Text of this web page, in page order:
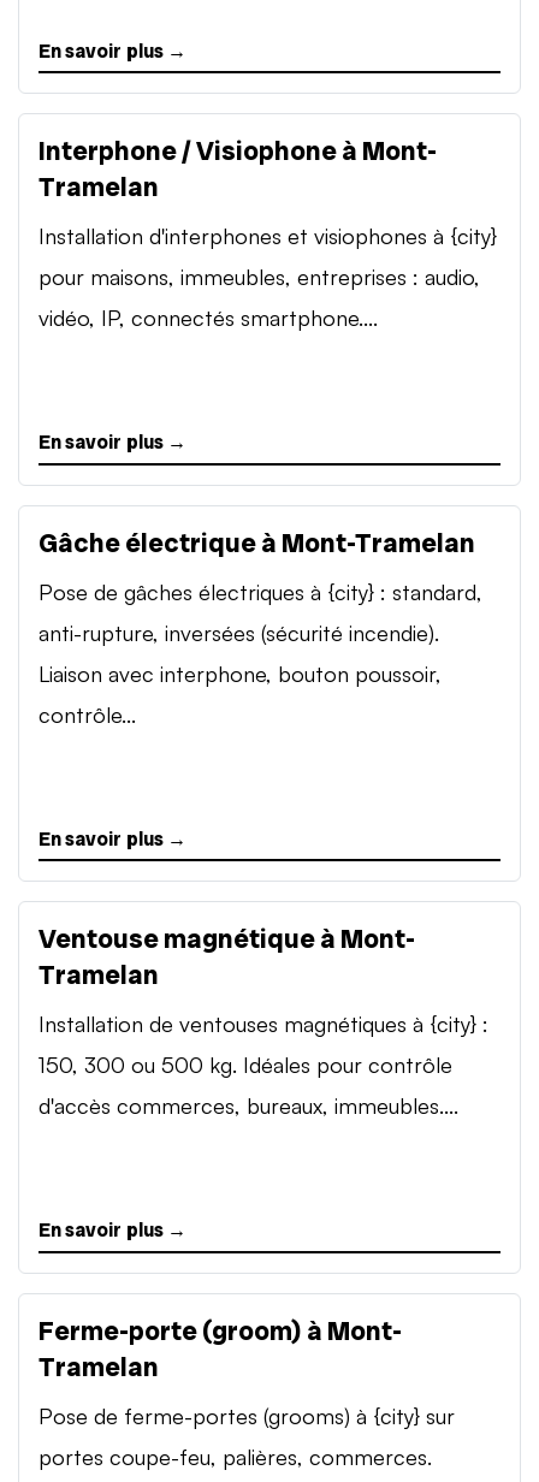
En savoir plus →
Interphone / Visiophone à Mont-
Tramelan
Installation d'interphones et visiophones à {city}
pour maisons, immeubles, entreprises : audio,
vidéo, IP, connectés smartphone....
En savoir plus →
Gâche électrique à Mont-Tramelan
Pose de gâches électriques à {city} : standard,
anti-rupture, inversées (sécurité incendie).
Liaison avec interphone, bouton poussoir,
contrôle...
En savoir plus →
Ventouse magnétique à Mont-
Tramelan
Installation de ventouses magnétiques à {city} :
150, 300 ou 500 kg. Idéales pour contrôle
d'accès commerces, bureaux, immeubles....
En savoir plus →
Ferme-porte (groom) à Mont-
Tramelan
Pose de ferme-portes (grooms) à {city} sur
portes coupe-feu, palières, commerces.